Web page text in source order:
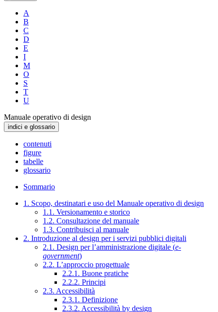
A
B
C
D
E
I
M
O
S
T
U
Manuale operativo di design
indici e glossario
contenuti
figure
tabelle
glossario
Sommario
1. Scopo, destinatari e uso del Manuale operativo di design
1.1. Versionamento e storico
1.2. Consultazione del manuale
1.3. Contribuisci al manuale
2. Introduzione al design per i servizi pubblici digitali
2.1. Design per l’amministrazione digitale (e-
government)
2.2. L’approccio progettuale
2.2.1. Buone pratiche
2.2.2. Principi
2.3. Accessibilità
2.3.1. Definizione
2.3.2. Accessibilità by design